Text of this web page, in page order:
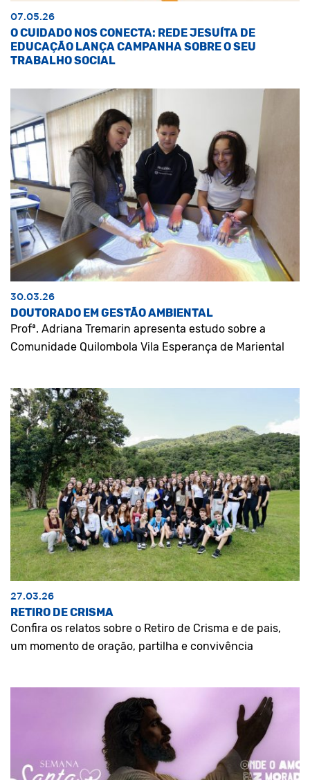
07.05.26
O CUIDADO NOS CONECTA: REDE JESUÍTA DE
EDUCAÇÃO LANÇA CAMPANHA SOBRE O SEU
TRABALHO SOCIAL
30.03.26
DOUTORADO EM GESTÃO AMBIENTAL
Profª. Adriana Tremarin apresenta estudo sobre a
Comunidade Quilombola Vila Esperança de Mariental
27.03.26
RETIRO DE CRISMA
Confira os relatos sobre o Retiro de Crisma e de pais,
um momento de oração, partilha e convivência